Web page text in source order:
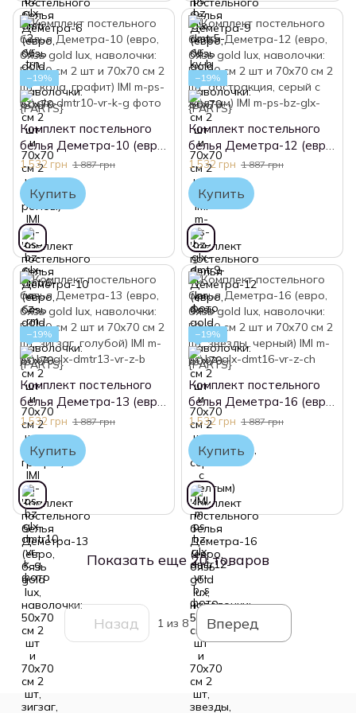
−19%
Комплект постельного
белья Деметра-10 (евро,
бязь gold lux, наволочки:
50х70 см 2 шт и 70х70 см
2 шт, кола, графит) IMI
1 532 грн 1 887 грн
Купить
−19%
Комплект постельного
белья Деметра-12 (евро,
бязь gold lux, наволочки:
50х70 см 2 шт и 70х70 см
2 шт, абстракция, серый
с желтым) IMI
1 532 грн 1 887 грн
Купить
−19%
Комплект постельного
белья Деметра-13 (евро,
бязь gold lux, наволочки:
50х70 см 2 шт и 70х70 см
2 шт, зигзаг, голубой) IMI
1 532 грн 1 887 грн
Купить
−19%
Комплект постельного
белья Деметра-16 (евро,
бязь gold lux, наволочки:
50х70 см 2 шт и 70х70 см
2 шт, звезды, черный) IMI
1 532 грн 1 887 грн
Купить
Показать еще 20 товаров
Назад 1 из 8 Вперед